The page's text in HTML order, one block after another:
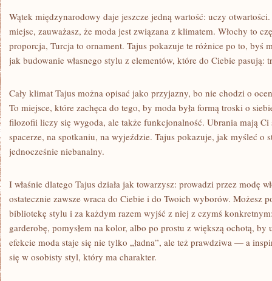
Wątek międzynarodowy daje jeszcze jedną wartość: uczy
miejsc, zauważasz, że moda jest związana z klimatem. Włochy to
proporcja, Turcja to ornament. Tajus pokazuje te różnice po to, byś
jak budowanie własnego stylu z elementów, które do Ciebie pasują:
Cały klimat Tajus można opisać jako przyjazny, bo nie chodzi o
To miejsce, które zachęca do tego, by moda była formą troski o
filozofii liczy się wygoda, ale także funkcjonalność. Ubrania mają Ci
spacerze, na spotkaniu, na wyjeździe. Tajus pokazuje, jak myśleć o
jednocześnie niebanalny.
I właśnie dlatego Tajus działa jak towarzysz: prowadzi przez modę
ostatecznie zawsze wraca do Ciebie i do Twoich wyborów. Możesz
bibliotekę stylu i za każdym razem wyjść z niej z czymś
garderobę, pomysłem na kolor, albo po prostu z większą ochotą, by
efekcie moda staje się nie tylko „ładna”, ale też prawdziwa — a
się w osobisty styl, który ma charakter.